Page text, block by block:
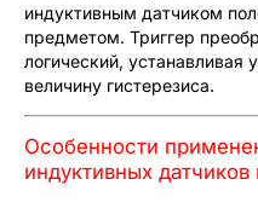
индуктивным датчиком
предметом. Триггер
логический, устанавливая
величину гистерезиса.
Особенности
индуктивных